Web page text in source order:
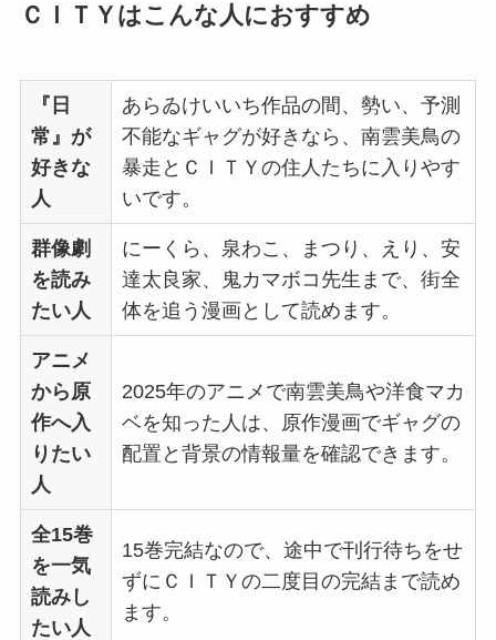
ＣＩＴＹはこんな人におすすめ
『日
常』が
好きな
人
あらゐけいいち作品の間、勢い、予測
不能なギャグが好きなら、南雲美鳥の
暴走とＣＩＴＹの住人たちに入りやす
いです。
群像劇
を読み
たい人
にーくら、泉わこ、まつり、えり、安
達太良家、鬼カマボコ先生まで、街全
体を追う漫画として読めます。
アニメ
から原
作へ入
りたい
人
2025年のアニメで南雲美鳥や洋食マカ
ベを知った人は、原作漫画でギャグの
配置と背景の情報量を確認できます。
全15巻
を一気
読みし
たい人
15巻完結なので、途中で刊行待ちをせ
ずにＣＩＴＹの二度目の完結まで読め
ます。